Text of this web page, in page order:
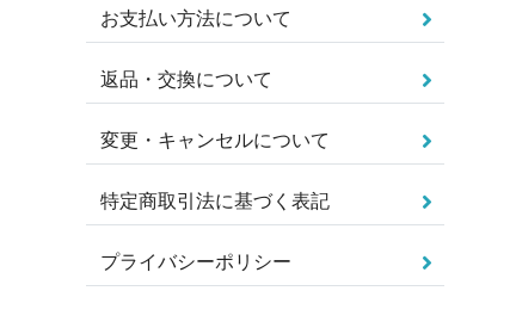
お支払い方法について
返品・交換について
変更・キャンセルについて
特定商取引法に基づく表記
プライバシーポリシー